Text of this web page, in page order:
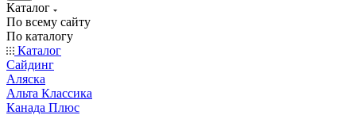
Каталог
По всему сайту
По каталогу
Каталог
Сайдинг
Аляска
Альта Классика
Канада Плюс